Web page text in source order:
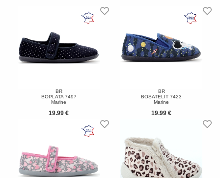
BR
BOPLATA 7497
Marine
19.99 €
BR
BOSATELIT 7423
Marine
19.99 €